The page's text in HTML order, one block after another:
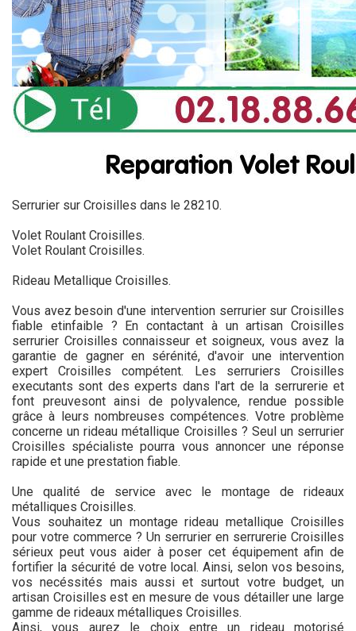
Serrurier sur Croisilles dans le 28210.
Volet Roulant Croisilles.
Volet Roulant Croisilles.
Rideau Metallique Croisilles.
Vous avez besoin d'une intervention serrurier sur Croisilles
fiable etinfaible ? En contactant à un artisan Croisilles
serrurier Croisilles connaisseur et soigneux, vous avez la
garantie de gagner en sérénité, d'avoir une intervention
expert Croisilles compétent. Les serruriers Croisilles
executants sont des experts dans l'art de la serrurerie et
font preuvesont ainsi de polyvalence, rendue possible
grâce à leurs nombreuses compétences. Votre problème
concerne un rideau métallique Croisilles ? Seul un serrurier
Croisilles spécialiste pourra vous annoncer une réponse
rapide et une prestation fiable.
Une qualité de service avec le montage de rideaux
métalliques Croisilles.
Vous souhaitez un montage rideau metallique Croisilles
pour votre commerce ? Un serrurier en serrurerie Croisilles
sérieux peut vous aider à poser cet équipement afin de
fortifier la sécurité de votre local. Ainsi, selon vos besoins,
vos necéssités mais aussi et surtout votre budget, un
artisan Croisilles est en mesure de vous détailler une large
gamme de rideaux métalliques Croisilles.
Ainsi, vous aurez le choix entre un rideau motorisé